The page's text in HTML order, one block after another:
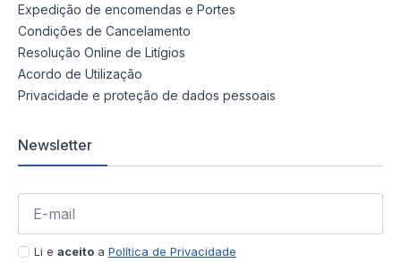
Expedição de encomendas e Portes
Condições de Cancelamento
Resolução Online de Litígios
Acordo de Utilização
Privacidade e proteção de dados pessoais
Newsletter
Li e aceito a Política de Privacidade